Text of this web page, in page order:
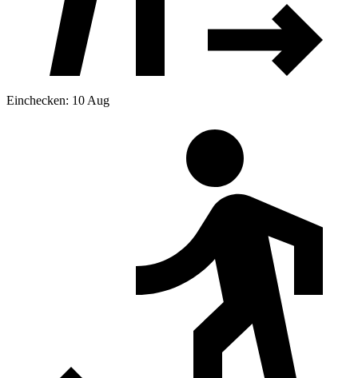
Einchecken: 10 Aug